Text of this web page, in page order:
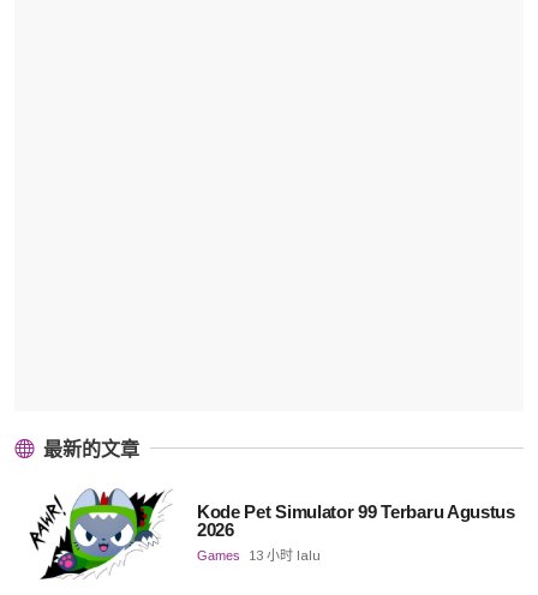
最新的文章
Kode Pet Simulator 99 Terbaru Agustus
2026
Games 13 小时 lalu